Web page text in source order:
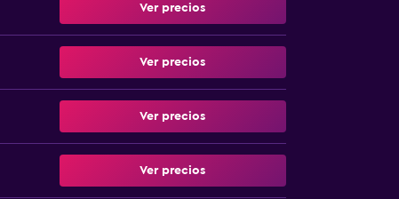
Ver precios
Ver precios
Ver precios
Ver precios